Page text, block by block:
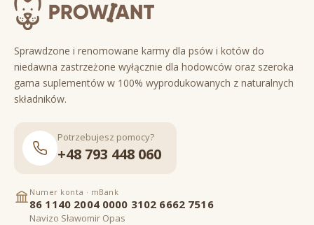
Sprawdzone i renomowane karmy dla psów i kotów do
niedawna zastrzeżone wyłącznie dla hodowców oraz szeroka
gama suplementów w 100% wyprodukowanych z naturalnych
składników.
Potrzebujesz pomocy?
+48 793 448 060
Numer konta · mBank
86 1140 2004 0000 3102 6662 7516
Navizo Sławomir Opas